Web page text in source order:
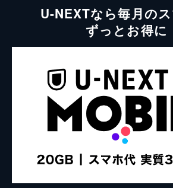
U-NEXTなら毎月の
ずっとお得に